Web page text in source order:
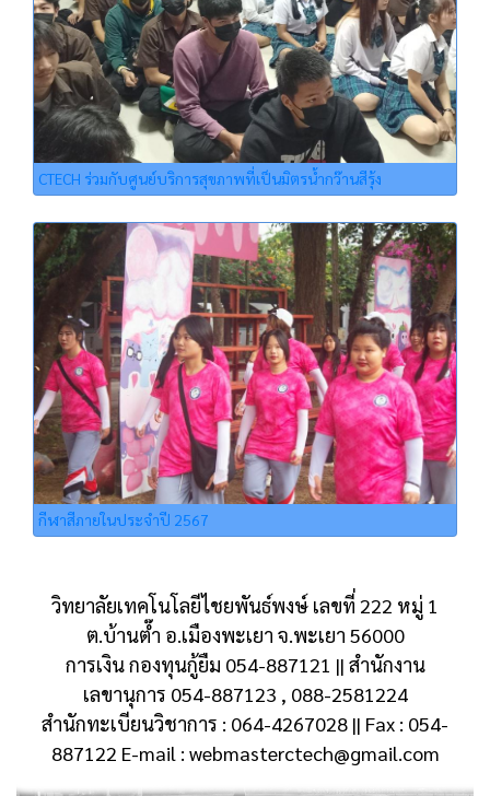
CTECH ร่วมกับศูนย์บริการสุขภาพที่เป็นมิตรน้ำกว๊านสีรุ้ง
กีฬาสีภายในประจำปี 2567
วิทยาลัยเทคโนโลยีไชยพันธ์พงษ์ เลขที่ 222 หมู่ 1
ต.บ้านต๊ำ อ.เมืองพะเยา จ.พะเยา 56000
การเงิน กองทุนกู้ยืม 054-887121 || สำนักงาน
เลขานุการ 054-887123 , 088-2581224
สำนักทะเบียนวิชาการ : 064-4267028 || Fax : 054-
887122 E-mail : webmasterctech@gmail.com